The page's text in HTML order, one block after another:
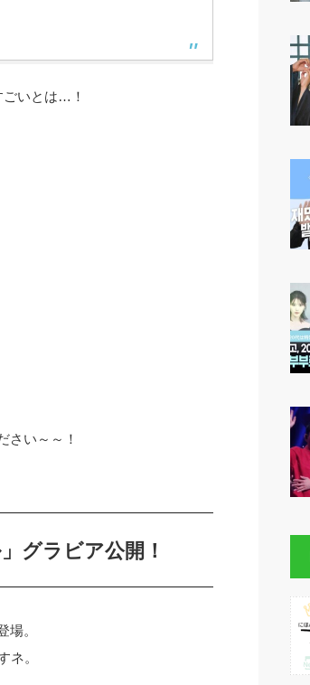
いとは…！
い～～！
グラビア公開！
。
。